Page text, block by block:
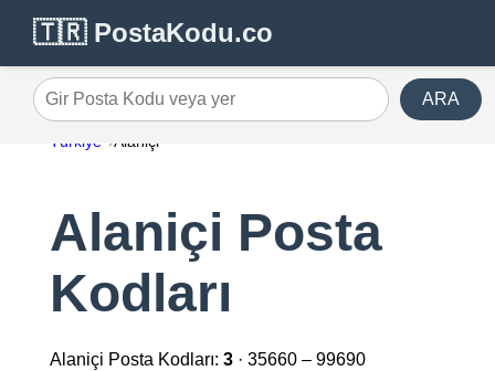
🇹🇷 PostaKodu.co
Gir Posta Kodu veya yer ARA
Türkiye Alaniçi
Alaniçi Posta
Kodları
Alaniçi Posta Kodları: 3· 35660 – 99690